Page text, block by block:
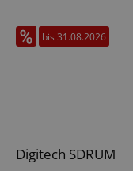
bis 31.08.2026
Digitech SDRUM